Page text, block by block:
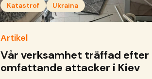
Katastrof Ukraina
Artikel
Vår verksamhet träffad efter
omfattande attacker i Kiev